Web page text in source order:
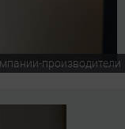
производители